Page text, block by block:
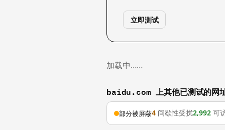
立即测试
加载中……
baidu.com 上其他已测试的网
部分被屏蔽4 间歇性受扰2,992 可